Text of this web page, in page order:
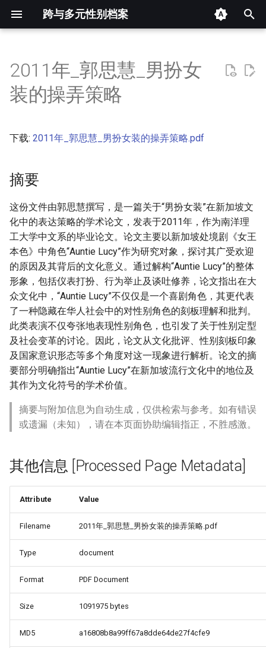
跨与多元性别档案
开
摘要
2011年_郭思慧_男扮女
装的操弄策略
下载: 2011年_郭思慧_男扮女装的操弄策略.pdf
摘要
这份文件由郭思慧撰写，是一篇关于“男扮女装”在新加坡文
化中的表达策略的学术论文，发表于2011年，作为南洋理
工大学中文系的毕业论文。论文主要以新加坡处境剧《女王
本色》中角色“Auntie Lucy”作为研究对象，探讨其广受欢迎
的原因及其背后的文化意义。通过解构“Auntie Lucy”的整体
形象，包括仪表打扮、行为举止及谈吐修养，论文指出在大
众文化中，“Auntie Lucy”不仅仅是一个喜剧角色，其更代表
了一种隐藏在华人社会中的对性别角色的刻板理解和批判。
此类表演不仅夸张地表现性别角色，也引发了关于性别定型
及社会变革的讨论。因此，论文从文化批评、性别刻板印象
及国家意识形态等多个角度对这一现象进行解析。论文的摘
要部分明确指出“Auntie Lucy”在新加坡流行文化中的地位及
其作为文化符号的学术价值。
摘要与附加信息为自动生成，仅供检索与参考。如有错误
或遗漏（未知），请在本页面协助编辑指正，不胜感激。
其他信息 [Processed Page Metadata]
Attribute Value
Filename 2011年_郭思慧_男扮女装的操弄策略.pdf
Type document
Format PDF Document
Size 1091975 bytes
MD5 a16808b8a99ff67a8dde64de27f4cfe9